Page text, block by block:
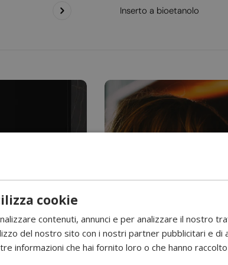
Inserto a bioetanolo
Camini a
cookie
contenuti, annunci e per analizzare il nostro
del nostro sito con i nostri partner pubblicitari e di
informazioni che hai fornito loro o che hanno